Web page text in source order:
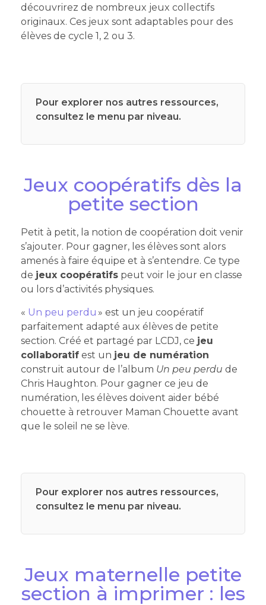
découvrirez de nombreux jeux collectifs
originaux. Ces jeux sont adaptables pour des
élèves de cycle 1, 2 ou 3.
Pour explorer nos autres ressources,
consultez le menu par niveau.
Jeux coopératifs dès la
petite section
Petit à petit, la notion de coopération doit venir
s’ajouter. Pour gagner, les élèves sont alors
amenés à faire équipe et à s’entendre. Ce type
de jeux coopératifs peut voir le jour en classe
ou lors d’activités physiques.
« Un peu perdu » est un jeu coopératif
parfaitement adapté aux élèves de petite
section. Créé et partagé par LCDJ, ce jeu
collaboratif est un jeu de numération
construit autour de l’album Un peu perdu de
Chris Haughton. Pour gagner ce jeu de
numération, les élèves doivent aider bébé
chouette à retrouver Maman Chouette avant
que le soleil ne se lève.
Pour explorer nos autres ressources,
consultez le menu par niveau.
Jeux maternelle petite
section à imprimer : les